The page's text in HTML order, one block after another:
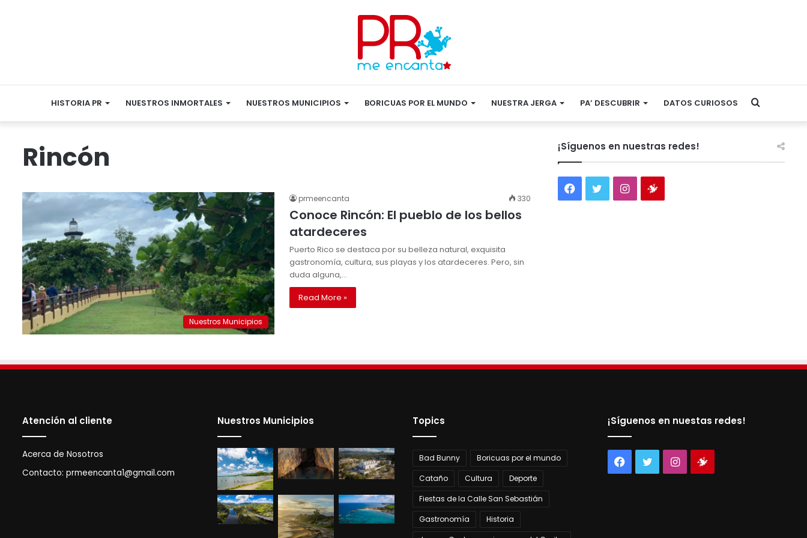
HISTORIA PR NUESTROS INMORTALES NUESTROS MUNICIPIOS BORICUAS POR EL MUNDO NUESTRA JERGA PA’ DESCUBRIR DATOS CURIOSOS Search
Rincón
Nuestros Municipios
prmeencanta 330
Conoce Rincón: El pueblo de los bellos
atardeceres
Puerto Rico se destaca por su belleza natural, exquisita
gastronomía, cultura, sus playas y los atardeceres. Pero, sin
duda alguna,…
Read More »
¡Síguenos en nuestras redes!
Facebook
TwitterInstagram
Atención al cliente
Acerca de Nosotros
Contacto: prmeencanta1@gmail.com
Nuestros Municipios Topics
Bad Bunny
Boricuas por el mundo
Cataño
Cultura
Deporte
Fiestas de la Calle San Sebastián
Gastronomía
Historia
¡Síguenos en nuestas redes!
Facebook
TwitterInstagram